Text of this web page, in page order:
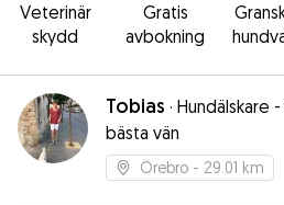
Veterinär
skydd
Gratis
avbokning
Tobias · Hundälskare
bästa vän
Örebro - 29.01 km